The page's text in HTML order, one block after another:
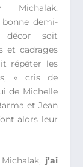
bonne demi-
soit
et cadrages
répéter les
« cris de
de Michelle
et Jean
alors leur
j’ai